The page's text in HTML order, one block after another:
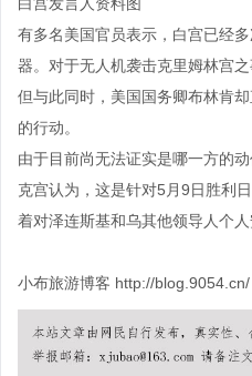
有多名美国官员表示，白宫已经
器。对于无人机袭击克里姆林宫
但与此同时，美国国务卿布林肯
的行动。
由于目前尚无法证实是哪一方的
克宫认为，这是针对5月9日胜利
着对泽连斯基和乌其他领导人个
小布旅游博客 http://blog.9054.cn/